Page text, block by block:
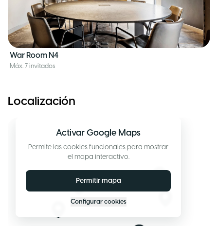
War Room N4
Máx. 7 invitados
Localización
Activar Google Maps
Permite las cookies funcionales para mostrar
el mapa interactivo.
Permitir mapa
Configurar cookies